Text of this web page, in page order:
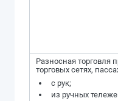
Разносная торговля
торговых сетях,
с рук;
из ручных